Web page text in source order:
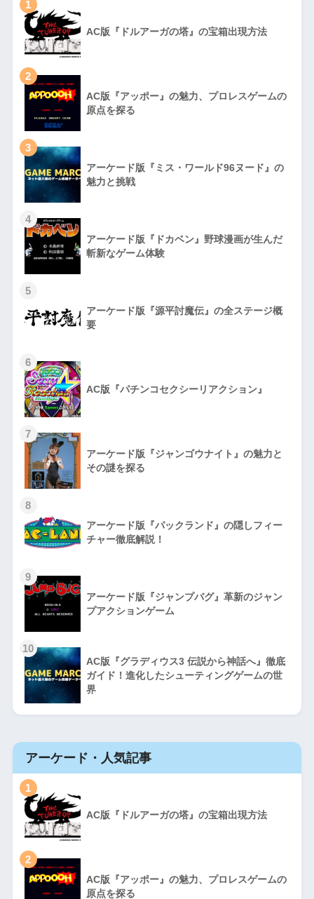
1
AC版『ドルアーガの塔』の宝箱出現方法
2
AC版『アッポー』の魅力、プロレスゲームの
原点を探る
3
アーケード版『ミス・ワールド96ヌード』の
魅力と挑戦
4
アーケード版『ドカベン』野球漫画が生んだ
斬新なゲーム体験
5
アーケード版『源平討魔伝』の全ステージ概
要
6
AC版『パチンコセクシーリアクション』
7
アーケード版『ジャンゴウナイト』の魅力と
その謎を探る
8
アーケード版『パックランド』の隠しフィー
チャー徹底解説！
9
アーケード版『ジャンプバグ』革新のジャン
プアクションゲーム
10
AC版『グラディウス3 伝説から神話へ』徹底
ガイド！進化したシューティングゲームの世
界
アーケード・人気記事
1
AC版『ドルアーガの塔』の宝箱出現方法
2
AC版『アッポー』の魅力、プロレスゲームの
原点を探る